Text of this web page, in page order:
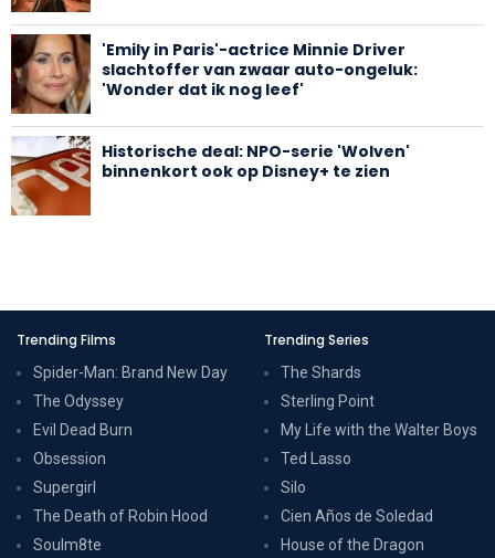
'Emily in Paris'-actrice Minnie Driver
slachtoffer van zwaar auto-ongeluk:
'Wonder dat ik nog leef'
Historische deal: NPO-serie 'Wolven'
binnenkort ook op Disney+ te zien
Trending Films
Spider-Man: Brand New Day
The Odyssey
Evil Dead Burn
Obsession
Supergirl
The Death of Robin Hood
Soulm8te
Trending Series
The Shards
Sterling Point
My Life with the Walter Boys
Ted Lasso
Silo
Cien Años de Soledad
House of the Dragon